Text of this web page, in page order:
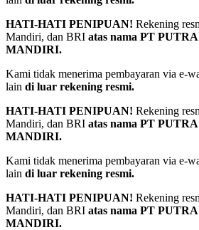
HATI-HATI PENIPUAN! Rekening
Mandiri, dan BRI atas nama PT
MANDIRI.
⁠Kami tidak menerima pembayaran via e-
lain di luar rekening resmi.
HATI-HATI PENIPUAN! Rekening
Mandiri, dan BRI atas nama PT
MANDIRI.
⁠Kami tidak menerima pembayaran via e-
lain di luar rekening resmi.
HATI-HATI PENIPUAN! Rekening
Mandiri, dan BRI atas nama PT
MANDIRI.